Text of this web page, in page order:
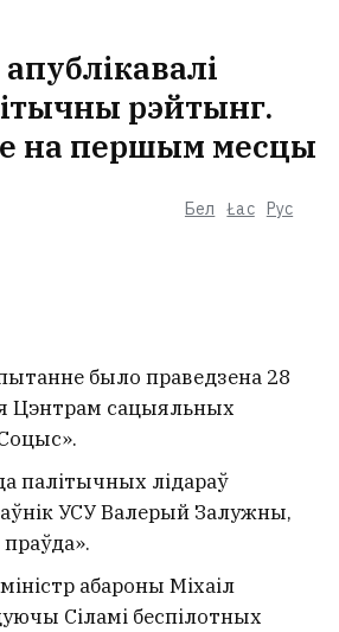
Бел Łac Рус
рэйтынг.
на першым месцы
было праведзена 28
Цэнтрам сацыяльных
палітычных лідараў
УСУ Валерый Залужны,
праўда».
абароны Міхаіл
Сіламі беспілотных